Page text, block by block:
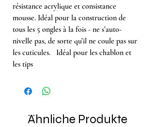
résistance acrylique et consistance
mousse. Idéal pour la construction de
tous les 5 ongles à la fois - ne s’auto-
nivelle pas, de sorte qu’il ne coule pas sur
les cuticules. Idéal pour les chablon et
les tips
Ähnliche Produkte